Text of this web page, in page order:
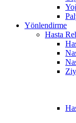
Yönlendirme
Hasta